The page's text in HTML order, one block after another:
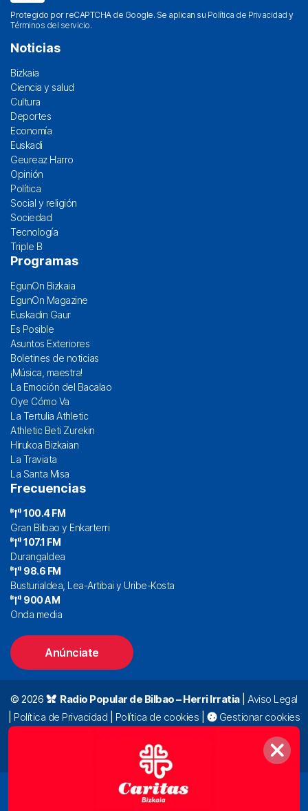
Protegido por reCAPTCHA de Google. Se aplican su Política de Privacidad y
Términos del servicio.
Noticias
Bizkaia
Ciencia y salud
Cultura
Deportes
Economía
Euskadi
Geureaz Harro
Opinión
Política
Social y religión
Sociedad
Tecnología
Triple B
Programas
EgunOn Bizkaia
EgunOn Magazine
Euskadin Gaur
Es Posible
Asuntos Exteriores
Boletines de noticias
¡Música, maestra!
La Emoción del Bacalao
Oye Cómo Va
La Tertulia Athletic
Athletic Beti Zurekin
Hirukoa Bizkaian
La Traviata
La Santa Misa
Frecuencias
100.4 FM
Gran Bilbao y Enkarterri
107.1 FM
Durangaldea
98.6 FM
Busturialdea, Lea-Artibai y Uribe-Kosta
900 AM
Onda media
Anúnciate
© 2026 Radio Popular de Bilbao – Herri Irratia|Aviso Legal
Política de Privacidad Política de cookies
Gestionar cookies
94 423 92 00|
oyentes@radiopopular.com